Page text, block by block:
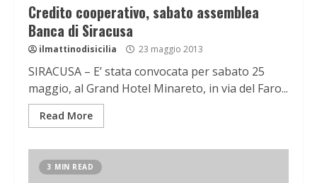
Credito cooperativo, sabato assemblea
Banca di Siracusa
ilmattinodisicilia 23 maggio 2013
SIRACUSA – E’ stata convocata per sabato 25
maggio, al Grand Hotel Minareto, in via del Faro...
Read More
3 MIN READ